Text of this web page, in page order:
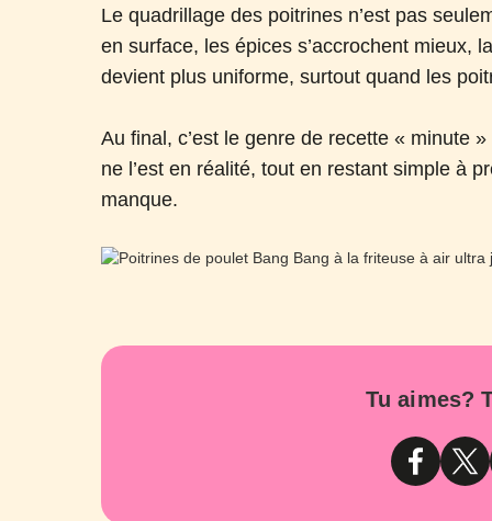
Le quadrillage des poitrines n’est pas
en surface, les épices s’accrochent mieux,
devient plus uniforme, surtout quand les
Au final, c’est le genre de recette « minute
ne l’est en réalité, tout en restant simple à
manque.
Tu aimes?